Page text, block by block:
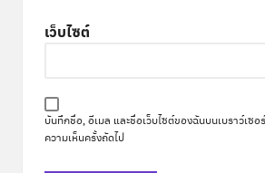
เว็บไซต์
บันทึกชื่อ, อีเมล และชื่อเว็บไซต์ของฉันบนเบราว์เซ
ความเห็นครั้งถัดไป